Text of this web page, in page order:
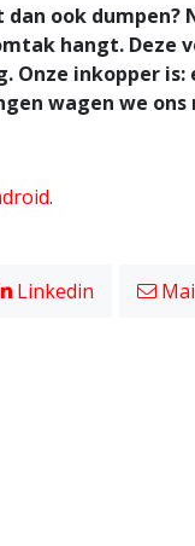
ook
hangt. Deze
Onze inkopper
wagen we
.
Linkedin